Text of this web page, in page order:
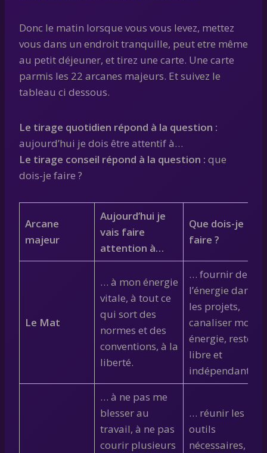
Donc le matin lorsque vous vous levez, mettez
vous dans un endroit tranquille, peut etre même
au petit déjeuner, et tirez une carte. Une carte
parmis les 22 arcanes majeurs. Et suivez le
tableau ci dessous.
Le tirage quotidien répond à la question :
aujourd’hui je dois être attentif à…
Le tirage conseil répond à la question : que
dois-je faire ?
Arcane
majeur
Aujourd’hui je
vais faire
attention à…
Que dois-je
faire ?
Le Mat
… à mon énergie
vitale, à tout ce
qui sort des
normes et des
conventions, à la
liberté.
… fournir de
l’énergie dans
les projets,
canaliser mon
énergie, rester
libre et
indépendant.
… à ne pas me
blesser au
travail, à ne pas
courir plusieurs
… réunir les
outils
nécessaires,